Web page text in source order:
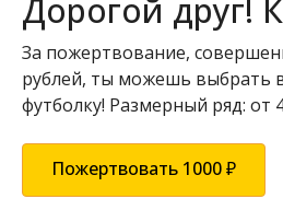
Дорогой друг!
За пожертвование,
рублей, ты можешь выбрать
футболку! Размерный ряд: от
Пожертвовать 1000 ₽